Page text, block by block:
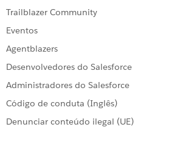
況が再現できているも